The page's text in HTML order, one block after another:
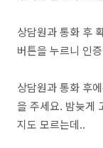
상담원과 통화 후
버튼을 누르니 인
상담원과 통화 후
을 주세요. 밤늦게
지도 모르는데..